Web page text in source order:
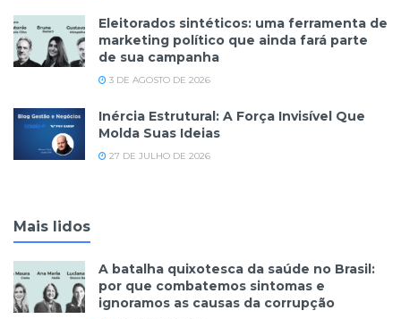
Eleitorados sintéticos: uma ferramenta de
marketing político que ainda fará parte
de sua campanha
3 DE AGOSTO DE 2026
Inércia Estrutural: A Força Invisível Que
Molda Suas Ideias
27 DE JULHO DE 2026
Mais lidos
A batalha quixotesca da saúde no Brasil:
por que combatemos sintomas e
ignoramos as causas da corrupção